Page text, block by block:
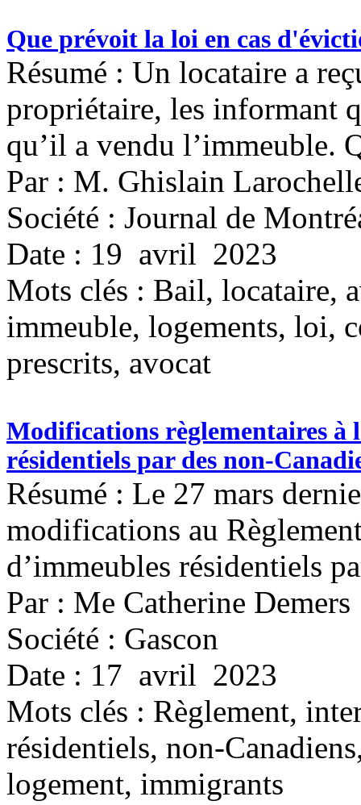
Que prévoit la loi en cas
Résumé : Un locataire a
propriétaire, les informant
qu’il a vendu l’immeuble.
Par : M. Ghislain
Société : Journal de
Date : 19 avril 2023
Mots clés : Bail, locataire,
immeuble, logements, loi,
prescrits, avocat
Modifications règlementaires
résidentiels par des non-
Résumé : Le 27 mars
modifications au
d’immeubles résidentiels
Par : Me Catherine Demers
Société : Gascon
Date : 17 avril 2023
Mots clés : Règlement,
résidentiels, non-
logement, immigrants